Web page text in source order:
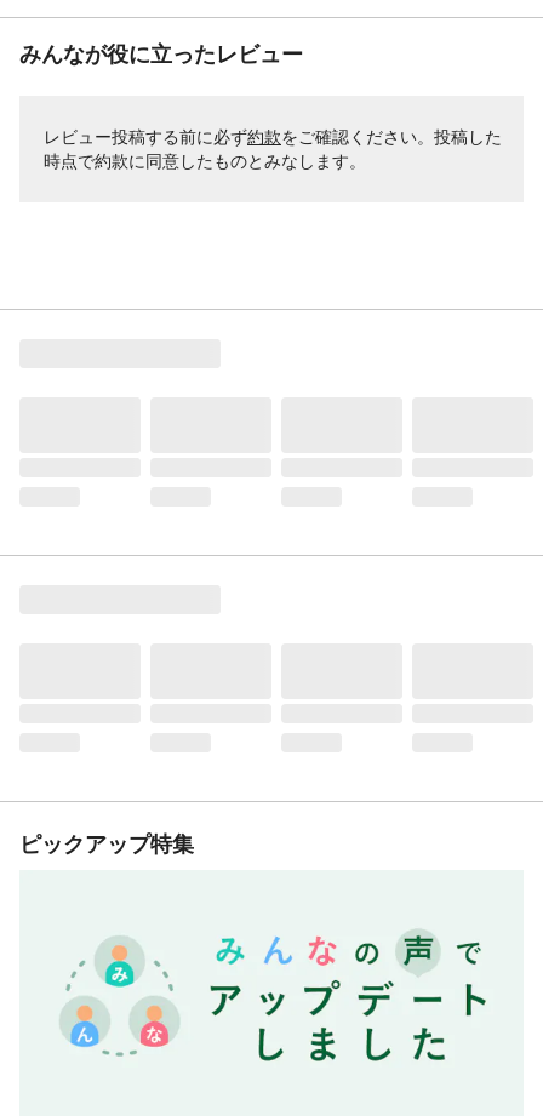
みんなが役に立ったレビュー
レビュー投稿する前に必ず約款をご確認ください。投稿した
時点で約款に同意したものとみなします。
ピックアップ特集